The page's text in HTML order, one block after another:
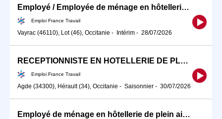
Employé / Employée de ménage en hôtellerie de plein air
Emploi France Travail
Vayrac (46110), Lot (46), Occitanie - Intérim - 28/07/2026
RECEPTIONNISTE EN HOTELLERIE DE PLEIN AIR (H/F)
Emploi France Travail
Agde (34300), Hérault (34), Occitanie - Saisonnier - 30/07/2026
Employé de ménage en hôtellerie de plein air (H/F)